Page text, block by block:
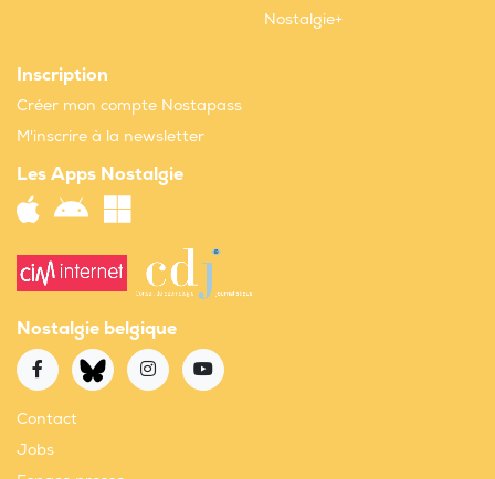
Nostalgie+
Inscription
Créer mon compte Nostapass
M'inscrire à la newsletter
Les Apps Nostalgie
Nostalgie belgique
Contact
Jobs